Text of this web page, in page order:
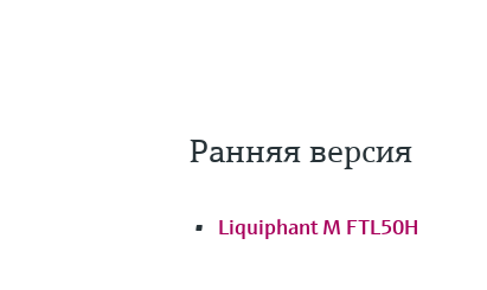
Ранняя версия
Liquiphant M FTL50H